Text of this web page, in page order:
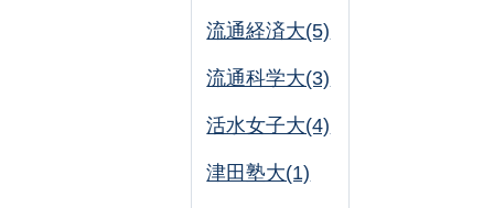
流通経済大(5)
流通科学大(3)
活水女子大(4)
津田塾大(1)